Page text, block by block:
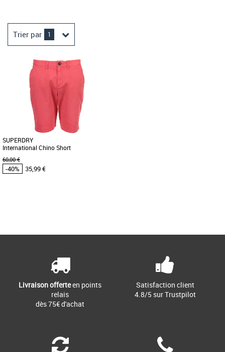
Trier par 1
SUPERDRY
International Chino Short
60,00 €
-40% 35,99 €
Livraison offerteen points
relais
dès 75€ d'achat
Satisfaction client
4.8/5 sur Trustpilot